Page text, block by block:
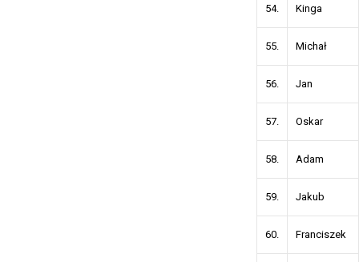
54. Kinga
55. Michał
56. Jan
57. Oskar
58. Adam
59. Jakub
60. Franciszek